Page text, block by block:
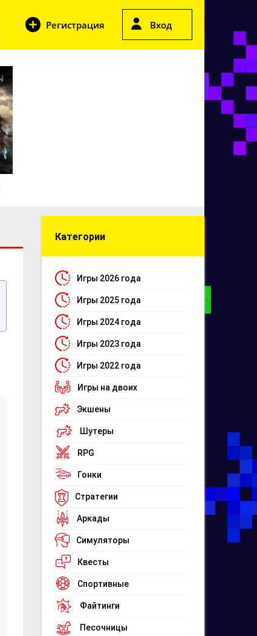
Регистрация Вход
Категории
Игры 2026 года
Игры 2025 года
Игры 2024 года
Игры 2023 года
Игры 2022 года
Игры на двоих
Экшены
Шутеры
RPG
Гонки
Стратегии
Аркады
Симуляторы
Квесты
Спортивные
Файтинги
Песочницы